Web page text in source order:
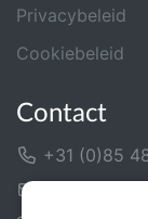
Privacybeleid
Cookiebeleid
Contact
+31 (0)85